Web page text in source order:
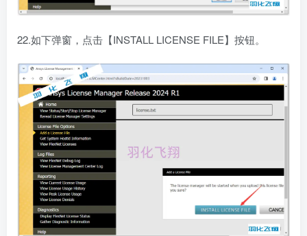
22.如下弹窗，点击【INSTALL LICENSE FILE】按钮。